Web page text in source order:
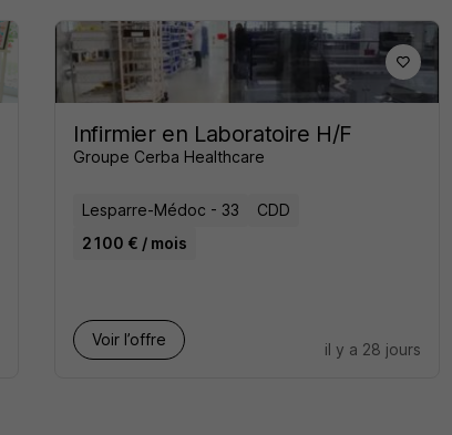
Infirmier en Laboratoire H/F
Groupe Cerba Healthcare
Lesparre-Médoc - 33
CDD
2 100 € / mois
Voir l’offre
il y a 28 jours